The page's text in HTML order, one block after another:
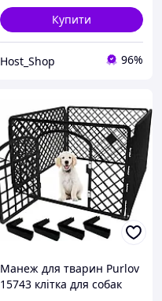
Купити
Host_Shop 96%
Манеж для тварин Purlov
15743 клітка для собак